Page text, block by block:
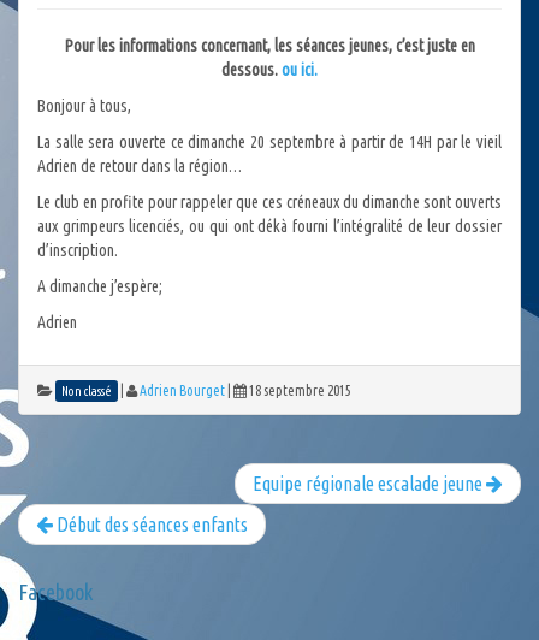
Pour les informations concernant, les séances jeunes, c’est juste en
dessous.ou ici.
Bonjour à tous,
La salle sera ouverte ce dimanche 20 septembre à partir de 14H par le vieil
Adrien de retour dans la région…
Le club en profite pour rappeler que ces créneaux du dimanche sont ouverts
aux grimpeurs licenciés, ou qui ont dékà fourni l’intégralité de leur dossier
d’inscription.
A dimanche j’espère;
Adrien
Non classé Adrien Bourget 18 septembre 2015
Equipe régionale escalade jeune
Début des séances enfants
Facebook